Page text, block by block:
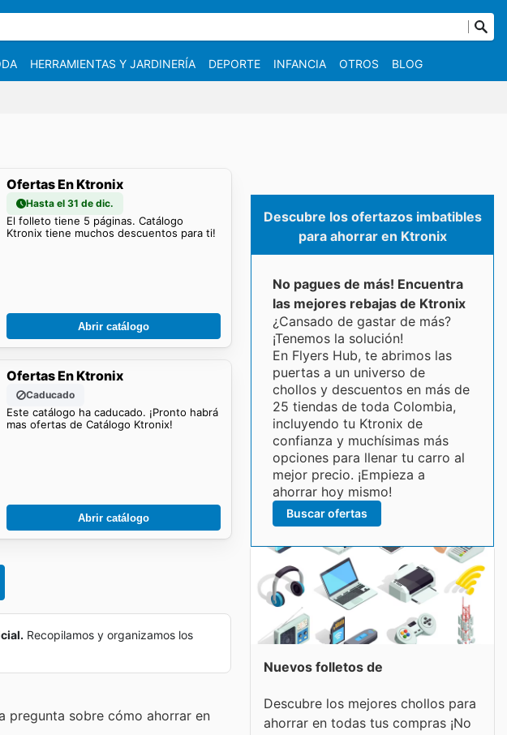
HERRAMIENTAS Y JARDINERÍA DEPORTE INFANCIA OTROS BLOG
Ofertas En Ktronix
Hasta el 31 de dic.
El folleto tiene 5 páginas. Catálogo
Ktronix tiene muchos descuentos para ti!
Abrir catálogo
Ofertas En Ktronix
Caducado
Este catálogo ha caducado. ¡Pronto habrá
mas ofertas de Catálogo Ktronix!
Abrir catálogo
Recopilamos y organizamos los
pregunta sobre cómo ahorrar en
Descubre los ofertazos imbatibles
para ahorrar en Ktronix
No pagues de más! Encuentra
las mejores rebajas de Ktronix
¿Cansado de gastar de más?
¡Tenemos la solución!
En Flyers Hub, te abrimos las
puertas a un universo de
chollos y descuentos en más de
25 tiendas de toda Colombia,
incluyendo tu Ktronix de
confianza y muchísimas más
opciones para llenar tu carro al
mejor precio. ¡Empieza a
ahorrar hoy mismo!
Buscar ofertas
Nuevos folletos de
Descubre los mejores chollos para
ahorrar en todas tus compras ¡No